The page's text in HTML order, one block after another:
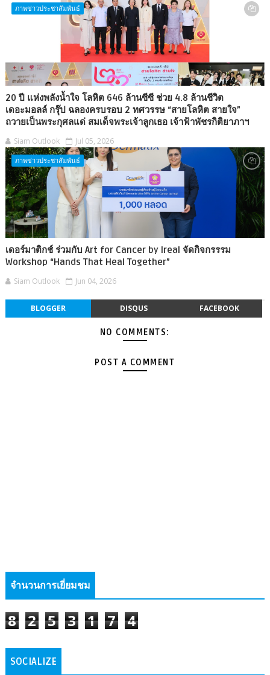
ภาพข่าวประชาสัมพันธ์
20 ปี แห่งพลังน้ำใจ โลหิต 646 ล้านซีซี ช่วย 4.8 ล้านชีวิต
เดอะมอลล์ กรุ๊ป ฉลองครบรอบ 2 ทศวรรษ “สายโลหิต สายใจ”
ถวายเป็นพระกุศลแด่ สมเด็จพระเจ้าลูกเธอ เจ้าฟ้าพัชรกิติยาภาฯ
Siam Outlook Jul 05, 2026
ภาพข่าวประชาสัมพันธ์
เดอร์มาติกช์ ร่วมกับ Art for Cancer by Ireal จัดกิจกรรรม
Workshop “Hands That Heal Together”
Siam Outlook Jun 04, 2026
BLOGGER DISQUS FACEBOOK
NO COMMENTS:
POST A COMMENT
จำนวนการเยี่ยมชม
8 2 5 3 1 7 4
SOCIALIZE